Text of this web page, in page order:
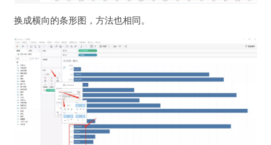
换成横向的条形图，方法也相同。